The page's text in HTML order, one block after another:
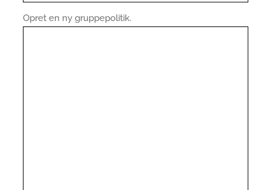
Opret en ny gruppepolitik.